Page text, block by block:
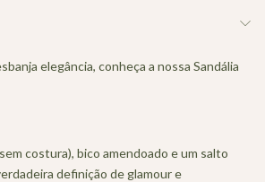
elegância, conheça a nossa Sandália
costura), bico amendoado e um salto
definição de glamour e